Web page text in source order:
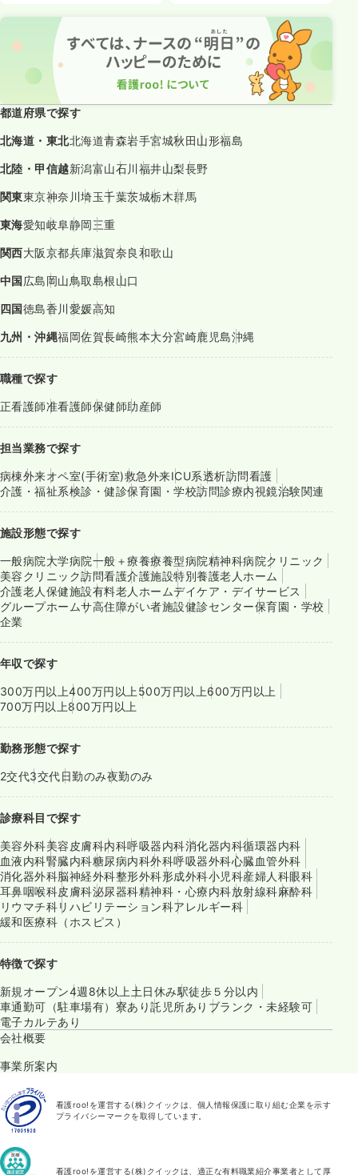
都道府県で探す
北海道・東北北海道青森岩手宮城秋田山形福島
北陸・甲信越新潟富山石川福井山梨長野
関東東京神奈川埼玉千葉茨城栃木群馬
東海愛知岐阜静岡三重
関西大阪京都兵庫滋賀奈良和歌山
中国広島岡山鳥取島根山口
四国徳島香川愛媛高知
九州・沖縄福岡佐賀長崎熊本大分宮崎鹿児島沖縄
職種で探す
正看護師准看護師保健師助産師
担当業務で探す
病棟外来オペ室(手術室)救急外来ICU系透析訪問看護
介護・福祉系検診・健診保育園・学校訪問診療内視鏡治験関連
施設形態で探す
一般病院大学病院一般＋療養療養型病院精神科病院クリニック
美容クリニック訪問看護介護施設特別養護老人ホーム
介護老人保健施設有料老人ホームデイケア・デイサービス
グループホームサ高住障がい者施設健診センター保育園・学校
企業
年収で探す
300万円以上400万円以上 500万円以上600万円以上
700万円以上800万円以上
勤務形態で探す
2交代3交代日勤のみ夜勤のみ
診療科目で探す
美容外科美容皮膚科内科呼吸器内科消化器内科循環器内科
血液内科腎臓内科糖尿病内科外科呼吸器外科心臓血管外科
消化器外科脳神経外科整形外科形成外科小児科産婦人科眼科
耳鼻咽喉科皮膚科泌尿器科精神科・心療内科放射線科麻酔科
リウマチ科リハビリテーション科アレルギー科
緩和医療科（ホスピス）
特徴で探す
新規オープン4週8休以上 土日休み駅徒歩５分以内
車通勤可（駐車場有） 寮あり託児所あり ブランク・未経験可
電子カルテあり
会社概要
事業所案内
看護roo!を運営する(株)クイックは、個人情報保護に取り組む企業を示す
プライバシーマークを取得しています。
看護roo!を運営する(株)クイックは、適正な有料職業紹介事業者として厚